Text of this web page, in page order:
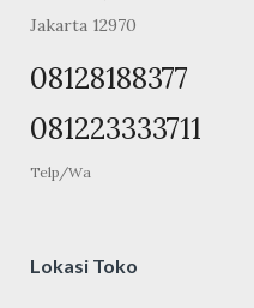
Jakarta 12970
08128188377
081223333711
Telp/Wa
Lokasi Toko